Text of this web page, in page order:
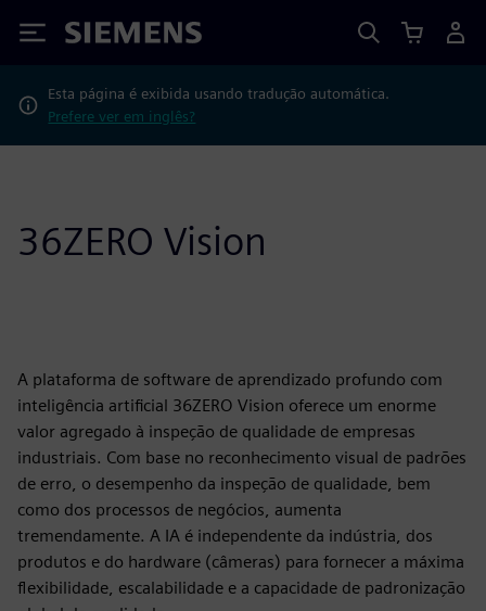
Siemens
Esta página é exibida usando tradução automática.
Prefere ver em inglês?
36ZERO Vision
A plataforma de software de aprendizado profundo com
inteligência artificial 36ZERO Vision oferece um enorme
valor agregado à inspeção de qualidade de empresas
industriais. Com base no reconhecimento visual de padrões
de erro, o desempenho da inspeção de qualidade, bem
como dos processos de negócios, aumenta
tremendamente. A IA é independente da indústria, dos
produtos e do hardware (câmeras) para fornecer a máxima
flexibilidade, escalabilidade e a capacidade de padronização